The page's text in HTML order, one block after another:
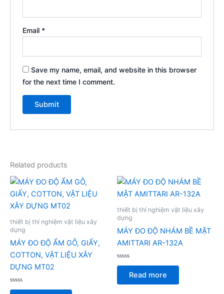
Email *
Save my name, email, and website in this browser
for the next time I comment.
Related products
thiết bị thí nghiệm vật liệu xây
dựng
MÁY ĐO ĐỘ ẨM GỖ, GIẤY,
COTTON, VẬT LIỆU XÂY
DỰNG MT02
Rated
thiết bị thí nghiệm vật liệu xây
dựng
MÁY ĐO ĐỘ NHÁM BỀ MẶT
AMITTARI AR-132A
Rated
of
Read more